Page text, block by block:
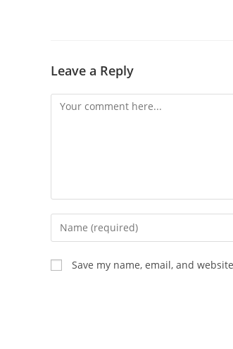
Leave a Reply
Comment
Enter
your
name
or
Save my name, email, and